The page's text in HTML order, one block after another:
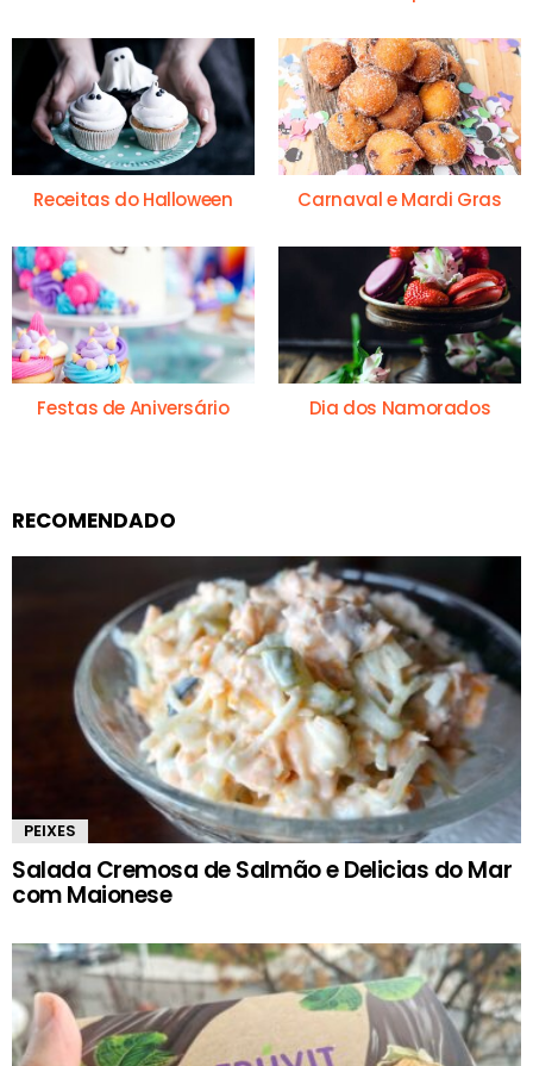
Receitas do Halloween Carnaval e Mardi Gras
Festas de Aniversário Dia dos Namorados
RECOMENDADO
PEIXES
Salada Cremosa de Salmão e Delicias do Mar
com Maionese